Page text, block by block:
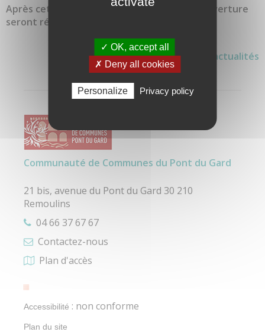
Après cette date, les horaires habituels d'ouverture
seront rétablis.
>>> Voir toutes les actualités
Communauté de Communes du Pont du Gard
21 bis, avenue du Pont du Gard 30 210
Remoulins
04 66 37 67 67
Contactez-nous
Plan d'accès
Accessibilité : non conforme
Plan du site
✓ OK, accept all
✗ Deny all cookies
Personalize Privacy policy